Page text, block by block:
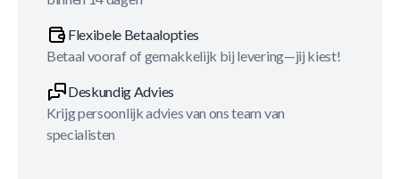
Flexibele Betaalopties
Betaal vooraf of gemakkelijk bij levering—jij kiest!
Deskundig Advies
Krijg persoonlijk advies van ons team van
specialisten